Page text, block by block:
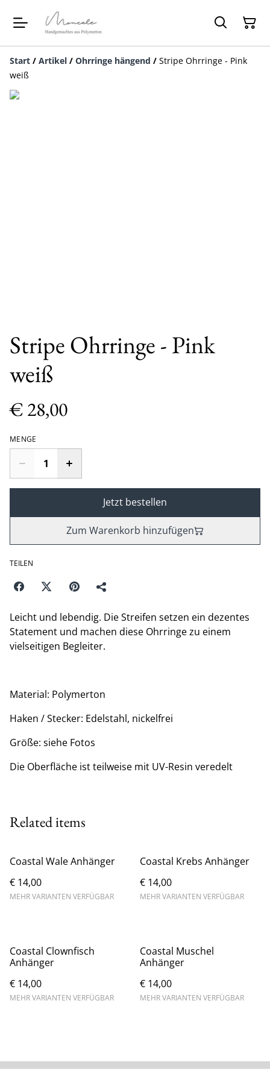
Start / Artikel / Ohrringe hängend / Stripe Ohrringe - Pink
weiß
Stripe Ohrringe - Pink
weiß
€ 28,00
MENGE
Jetzt bestellen
Zum Warenkorb hinzufügen
TEILEN
Leicht und lebendig. Die Streifen setzen ein dezentes
Statement und machen diese Ohrringe zu einem
vielseitigen Begleiter.
Material: Polymerton
Haken / Stecker: Edelstahl, nickelfrei
Größe: siehe Fotos
Die Oberfläche ist teilweise mit UV-Resin veredelt
Related items
Coastal Wale Anhänger
€ 14,00
MEHR VARIANTEN VERFÜGBAR
Coastal Krebs Anhänger
€ 14,00
MEHR VARIANTEN VERFÜGBAR
Coastal Clownfisch
Anhänger
€ 14,00
MEHR VARIANTEN VERFÜGBAR
Coastal Muschel
Anhänger
€ 14,00
MEHR VARIANTEN VERFÜGBAR